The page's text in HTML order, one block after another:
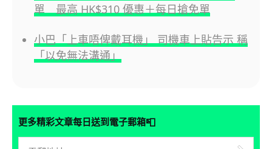
單 最高 HK$310 優惠＋每日搶免單
小巴「上車唔俾戴耳機」 司機車上貼告示 稱
「以免無法溝通」
更多精彩文章每日送到電子郵箱📮